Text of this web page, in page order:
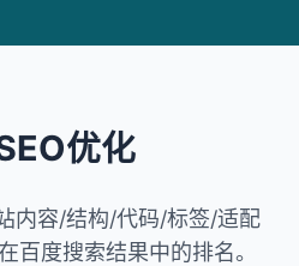
优化
内容/结构/代码/标签/适配
百度搜索结果中的排名。